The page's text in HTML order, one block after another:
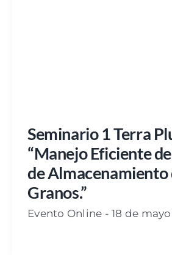
Seminario 1 Terra
“Manejo Eficiente
de Almacenamiento
Granos.”
Evento Online - 18 de